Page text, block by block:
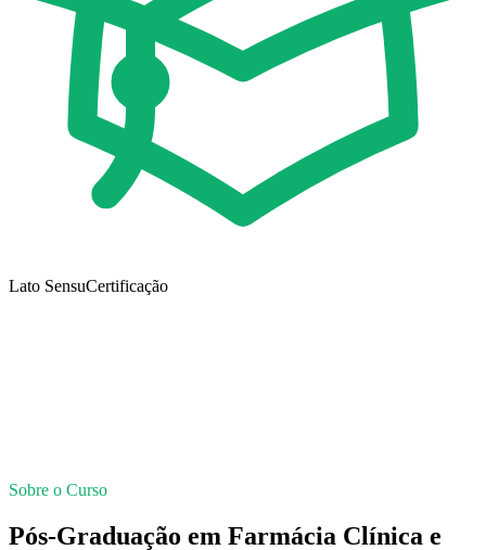
Lato SensuCertificação
Sobre o Curso
Pós-Graduação em Farmácia Clínica e